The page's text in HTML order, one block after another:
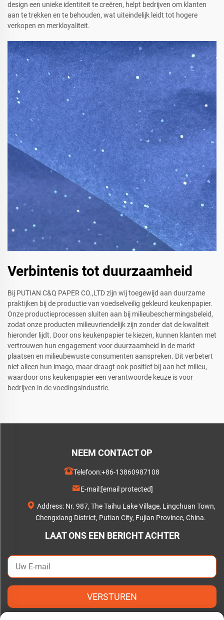
design een unieke identiteit te creëren, helpt bedrijven om klanten
aan te trekken en te behouden, wat uiteindelijk leidt tot hogere
verkopen en merkloyaliteit.
Verbintenis tot duurzaamheid
Bij PUTIAN C&Q PAPER CO.,LTD zijn wij toegewijd aan duurzame
praktijken bij de productie van voedselveilig gekleurd keukenpapier.
Onze productieprocessen sluiten aan bij milieubeschermingsbeleid,
zodat onze producten milieuvriendelijk zijn zonder dat de kwaliteit
hieronder lijdt. Door ons keukenpapier te kiezen, kunnen klanten met
vertrouwen hun engagement voor duurzaamheid in de markt
plaatsen en milieubewuste consumenten aanspreken. Dit verbetert
niet alleen hun imago, maar draagt ook positief bij aan het milieu,
waardoor ons keukenpapier een verantwoorde keuze is voor
bedrijven in de voedingsindustrie.
NEEM CONTACT OP
Telefoon:+86-13860987108
E-mail:[email protected]
Address: Nr. 987, The Taihu Lake Village, Lingchuan Town,
Chengxiang District, Putian City, Fujian Province, China.
LAAT ONS EEN BERICHT ACHTER
VERSTUREN